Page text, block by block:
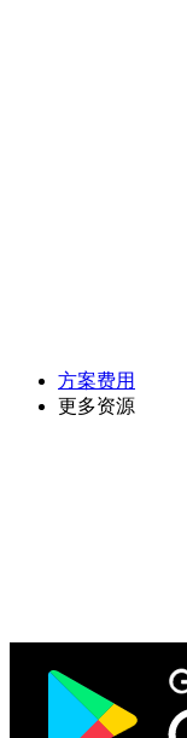
方案费用
更多资源